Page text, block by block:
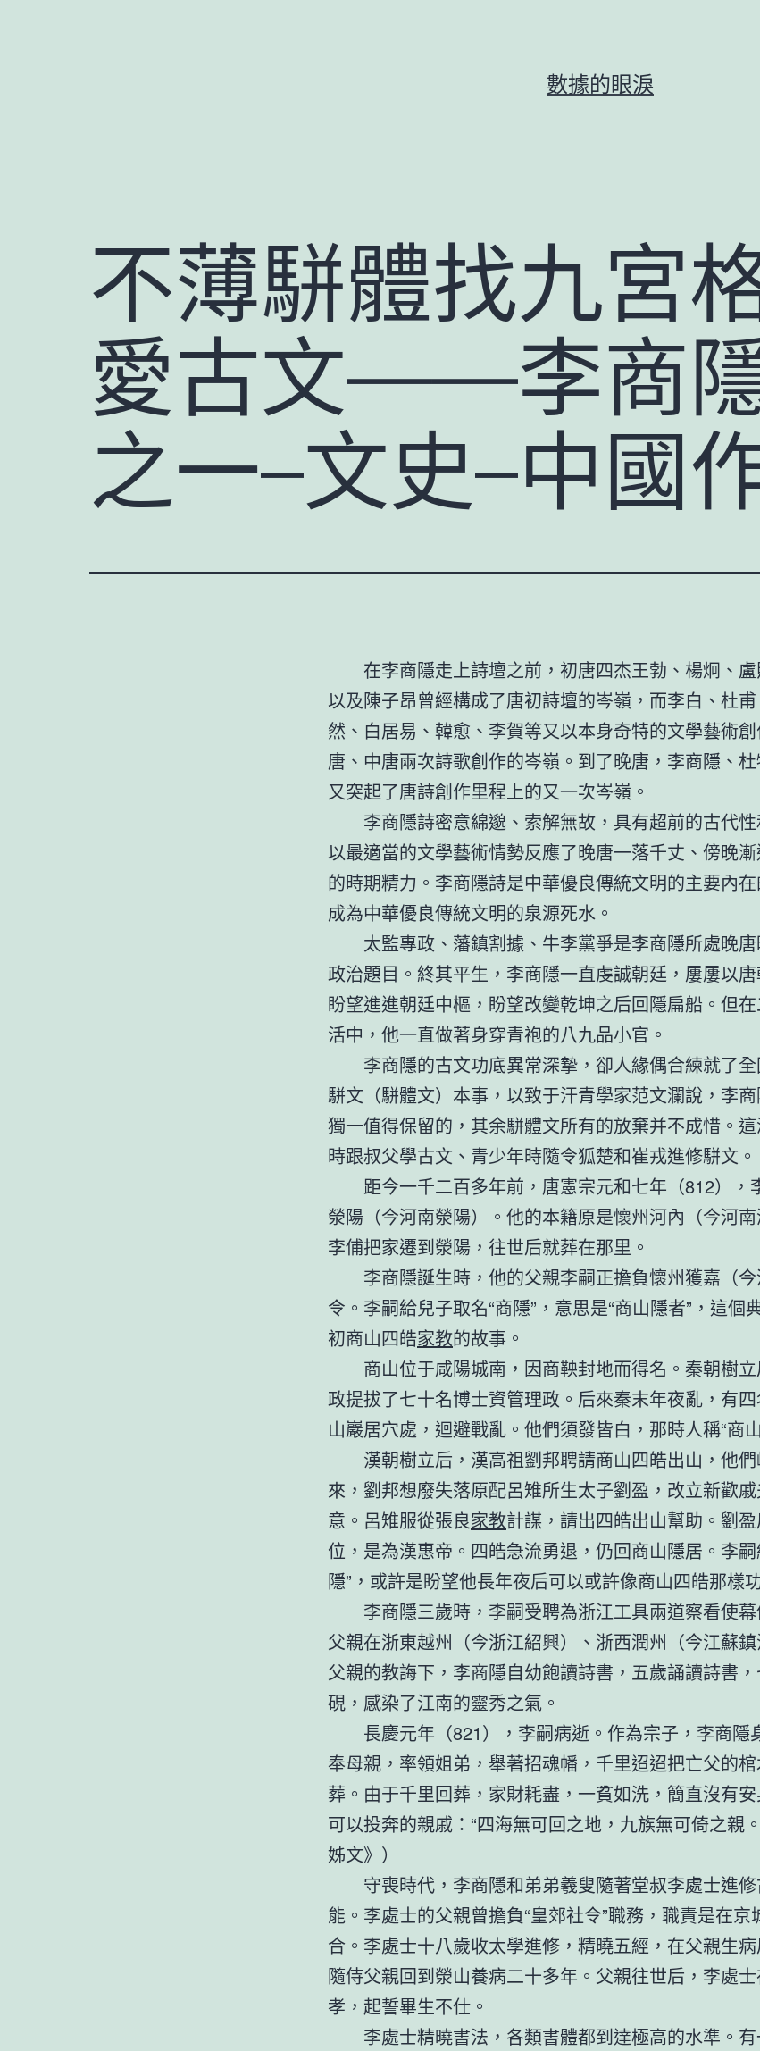
數據的眼淚
不薄駢體找九宮
愛古文——李商
之一–文史–中國
在李商隱走上詩壇之前，初唐四杰王勃、楊炯、
以及陳子昂曾經構成了唐初詩壇的岑嶺，而李白、杜
然、白居易、韓愈、李賀等又以本身奇特的文學藝術
唐、中唐兩次詩歌創作的岑嶺。到了晚唐，李商隱、
又突起了唐詩創作里程上的又一次岑嶺。
李商隱詩密意綿邈、索解無故，具有超前的古代性
以最適當的文學藝術情勢反應了晚唐一落千丈、傍晚
的時期精力。李商隱詩是中華優良傳統文明的主要內
成為中華優良傳統文明的泉源死水。
太監專政、藩鎮割據、牛李黨爭是李商隱所處晚
政治題目。終其平生，李商隱一直虔誠朝廷，屢屢以唐
盼望進進朝廷中樞，盼望改變乾坤之后回隱扁船。但
活中，他一直做著身穿青袍的八九品小官。
李商隱的古文功底異常深摯，卻人緣偶合練就了
駢文（駢體文）本事，以致于汗青學家范文瀾說，李
獨一值得保留的，其余駢體文所有的放棄并不成惜。
時跟叔父學古文、青少年時隨令狐楚和崔戎進修駢文。
距今一千二百多年前，唐憲宗元和七年（812），
滎陽（今河南滎陽）。他的本籍原是懷州河內（今河
李俌把家遷到滎陽，往世后就葬在那里。
李商隱誕生時，他的父親李嗣正擔負懷州獲嘉（
令。李嗣給兒子取名“商隱”，意思是“商山隱者”，這個
初商山四皓家教的故事。
商山位于咸陽城南，因商鞅封地而得名。秦朝樹
政提拔了七十名博士資管理政。后來秦末年夜亂，有
山巖居穴處，迴避戰亂。他們須發皆白，那時人稱“商
漢朝樹立后，漢高祖劉邦聘請商山四皓出山，他
來，劉邦想廢失落原配呂雉所生太子劉盈，改立新歡
意。呂雉服從張良家教計謀，請出四皓出山幫助。劉
位，是為漢惠帝。四皓急流勇退，仍回商山隱居。李
隱”，或許是盼望他長年夜后可以或許像商山四皓那樣
李商隱三歲時，李嗣受聘為浙江工具兩道察看使
父親在浙東越州（今浙江紹興）、浙西潤州（今江蘇
父親的教誨下，李商隱自幼飽讀詩書，五歲誦讀詩書
硯，感染了江南的靈秀之氣。
長慶元年（821），李嗣病逝。作為宗子，李商隱
奉母親，率領姐弟，舉著招魂幡，千里迢迢把亡父的
葬。由于千里回葬，家財耗盡，一貧如洗，簡直沒有
可以投奔的親戚：“四海無可回之地，九族無可倚之親
姊文》）
守喪時代，李商隱和弟弟羲叟隨著堂叔李處士進
能。李處士的父親曾擔負“皇郊社令”職務，職責是在京
合。李處士十八歲收太學進修，精曉五經，在父親生病
隨侍父親回到滎山養病二十多年。父親往世后，李處
孝，起誓畢生不仕。
李處士精曉書法，各類書體都到達極高的水準。